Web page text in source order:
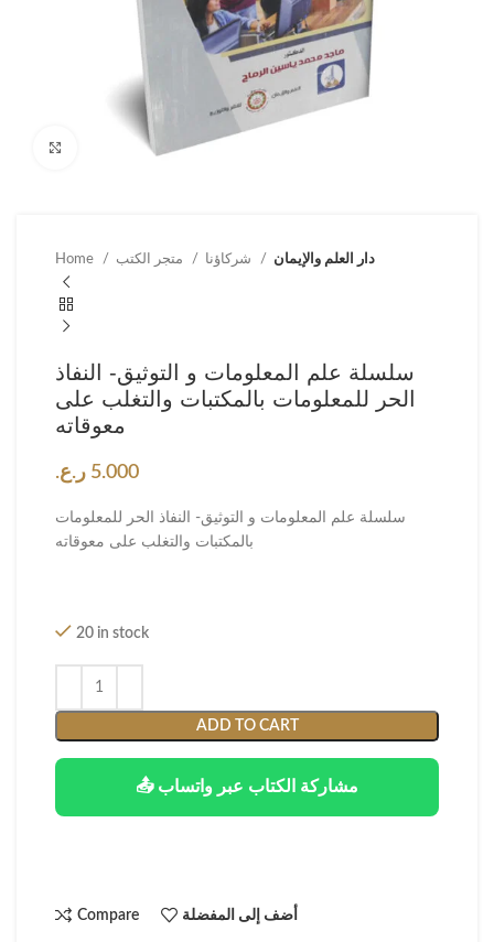
Click to enlarge
Home دار العلم والإيمان
سلسلة علم المعلومات و التوثيق- النفاذ
الحر للمعلومات بالمكتبات والتغلب على
معوقاته
5.000 ر.ع.
سلسلة علم المعلومات و التوثيق- النفاذ الحر للمعلومات
بالمكتبات والتغلب على معوقاته
20 in stock
ADD TO CART
📤 مشاركة الكتاب عبر واتساب
Compare أضف إلى المفضلة